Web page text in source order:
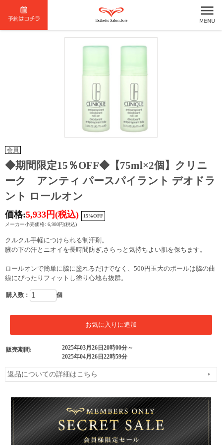
会員
◆期間限定15％OFF◆【75ml×2個】クリニ
ーク アンティ パースパイラント デオドラ
ント ロールオン
価格:5,933円(税込)
15%OFF
メーカー小売価格: 6,980円(税込)
クルクル手軽につけられる制汗剤。
腋の下の汗とニオイを長時間防ぎ,さらっと気持ちよい肌を保ちます。
ロールオンで簡単に脇に塗れるだけでなく、500円玉大のボールは脇の曲
線にぴったりフィットし塗り心地も抜群。
購入数： 個
販売期間:
2025年03月26日20時00分～
2025年04月26日22時59分
返品についての詳細はこちら